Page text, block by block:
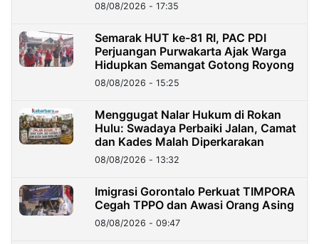
08/08/2026 - 17:35
Semarak HUT ke-81 RI, PAC PDI
Perjuangan Purwakarta Ajak Warga
Hidupkan Semangat Gotong Royong
08/08/2026 - 15:25
Menggugat Nalar Hukum di Rokan
Hulu: Swadaya Perbaiki Jalan, Camat
dan Kades Malah Diperkarakan
08/08/2026 - 13:32
Imigrasi Gorontalo Perkuat TIMPORA
Cegah TPPO dan Awasi Orang Asing
08/08/2026 - 09:47